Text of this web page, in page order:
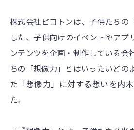
株式会社ピコトンは、子供たちの
した、子供向けのイベントやアプ
ンテンツを企画・制作している会
ちの「想像力」とはいったいどの
た「想像力」に対する想いを内
た。